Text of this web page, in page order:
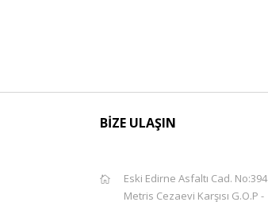
BİZE ULAŞIN
Eski Edirne Asfaltı Cad. No:394
Metris Cezaevi Karşısı G.O.P -